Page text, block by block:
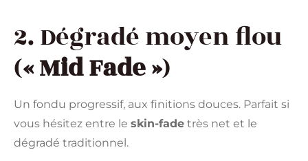
2. Dégradé moyen flou
(« Mid Fade »)
Un fondu progressif, aux finitions douces. Parfait si
vous hésitez entre le skin-fade très net et le
dégradé traditionnel.